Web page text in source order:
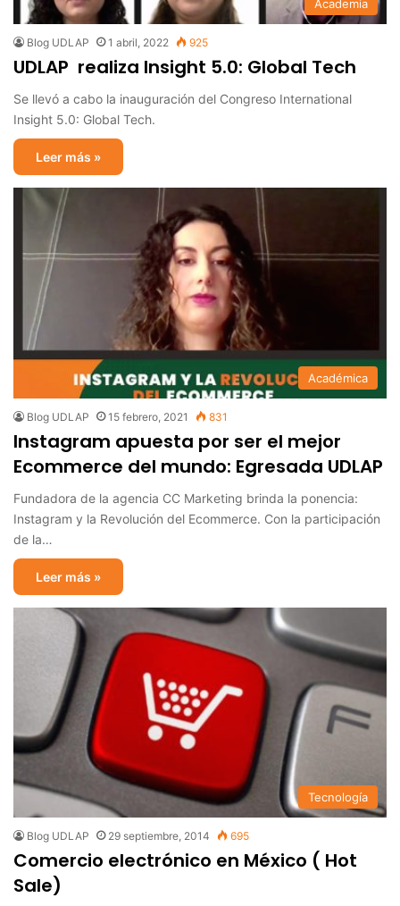
Academia
Blog UDLAP 1 abril, 2022 925
UDLAP realiza Insight 5.0: Global Tech
Se llevó a cabo la inauguración del Congreso International
Insight 5.0: Global Tech.
Leer más »
Académica
Blog UDLAP 15 febrero, 2021 831
Instagram apuesta por ser el mejor
Ecommerce del mundo: Egresada UDLAP
Fundadora de la agencia CC Marketing brinda la ponencia:
Instagram y la Revolución del Ecommerce. Con la participación
de la…
Leer más »
Tecnología
Blog UDLAP 29 septiembre, 2014 695
Comercio electrónico en México ( Hot
Sale)